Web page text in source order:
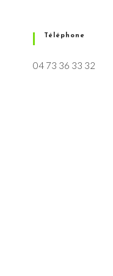
Téléphone
04 73 36 33 32